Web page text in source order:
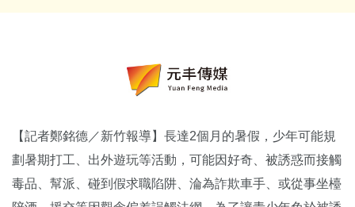
【記者鄭銘德／新竹報導】長達2個月的暑假，少年可能規
劃暑期打工、出外遊玩等活動，可能因好奇、被誘惑而接觸
毒品、幫派、碰到假求職陷阱、淪為詐欺車手、或從事坐檯